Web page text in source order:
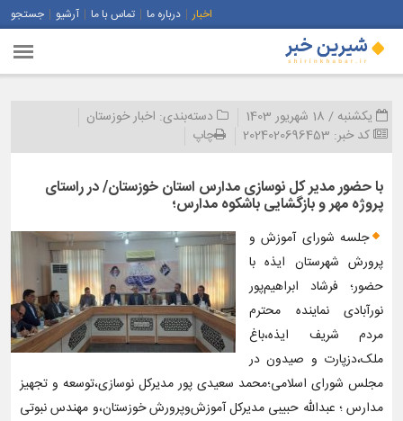
اخبار درباره ما تماس با ما آرشیو جستجو
یکشنبه / 18 شهریور 1403 دسته‌بندی: اخبار خوزستان
کد خبر: 2024020696453 چاپ
با حضور مدیر کل نوسازی مدارس استان خوزستان/ در راستای
پروژه مهر و بازگشایی باشکوه مدارس؛
جلسه شورای آموزش و
پرورش شهرستان ایذه با
حضور؛ فرشاد ابراهیم‌پور
نورآبادی نماینده محترم
مردم شریف ایذه،باغ
ملک،دزپارت و صیدون در
مجلس شورای اسلامی؛محمد سعیدی پور مدیرکل نوسازی،توسعه و تجهیز
مدارس ؛ عبدالله حبیبی مدیرکل آموزش‌وپرورش خوزستان،و مهندس نبوتی